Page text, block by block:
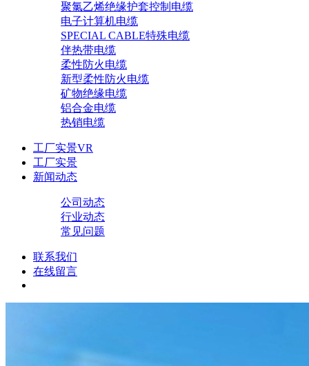
聚氯乙烯绝缘护套控制电缆
电子计算机电缆
SPECIAL CABLE特殊电缆
伴热带电缆
柔性防火电缆
新型柔性防火电缆
矿物绝缘电缆
铝合金电缆
热销电缆
工厂实景VR
工厂实景
新闻动态
公司动态
行业动态
常见问题
联系我们
在线留言